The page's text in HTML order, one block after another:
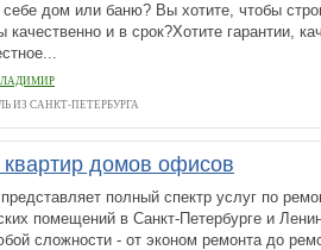
себе дом или баню? Вы хотите, чтобы
качественно и в срок?Хотите гарантии,
ИЗ САНКТ-ПЕТЕРБУРГА
домов офисов
полный спектр услуг по
помещений в Санкт-Петербурге и
сложности - от эконом ремонта до